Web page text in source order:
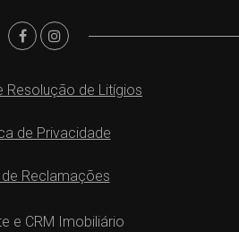
Resolução de Litígios
de Privacidade
de Reclamações
e CRM Imobiliário